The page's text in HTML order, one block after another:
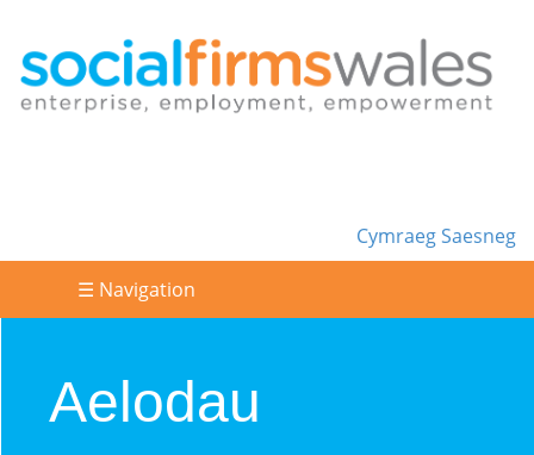
CymraegSaesneg
☰ Navigation
Aelodau